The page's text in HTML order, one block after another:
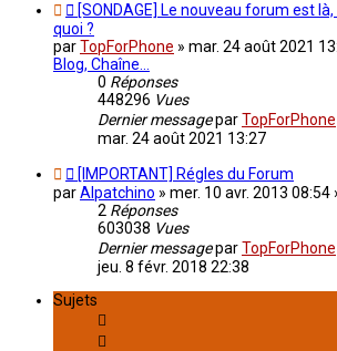
[SONDAGE] Le nouveau forum est
quoi ?
parTopForPhone » mar. 24 août 2021
Blog, Chaîne...
0 Réponses
448296 Vues
Dernier messageparTopForPhone
mar. 24 août 2021 13:27
[IMPORTANT] Régles du Forum
parAlpatchino » mer. 10 avr. 2013 08:54
2 Réponses
603038 Vues
Dernier messageparTopForPhone
jeu. 8 févr. 2018 22:38
Sujets